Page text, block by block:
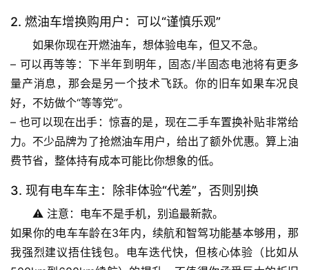
首
专
题
列
表
然
人
2. 燃油车增换购用户：可以“谨慎乐观”
如果你现在开燃油车，想体验电车，但又不急。
– 可以再等等 ：下半年到明年，固态/半固态电池将有更多
量产消息，那会是另一个技术飞跃。你的旧车如果车况良
好，不妨做个“等等党”。
– 也可以现在出手 ：惊喜的是，现在二手车置换补贴非常给
力。不少品牌为了抢燃油车用户，给出了额外优惠。算上油
费节省，整体持有成本可能比你想象的低。
3. 现有电车车主：除非体验“代差”，否则别换
⚠️ 注意：电车不是手机，别追最新款。
如果你的电车车龄在3年内，续航和智驾功能基本够用，那
我强烈建议捂住钱包。电车迭代快，但核心体验（比如从